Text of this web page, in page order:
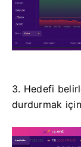
3. Hedefi
durdurmak